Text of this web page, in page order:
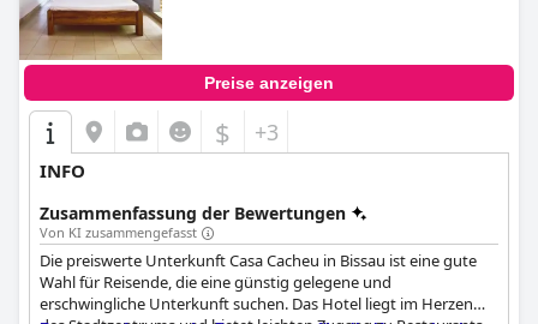
Preise anzeigen
$ +3
INFO
Zusammenfassung der Bewertungen
Von KI zusammengefasst
Die preiswerte Unterkunft Casa Cacheu in Bissau ist eine gute
Wahl für Reisende, die eine günstig gelegene und
erschwingliche Unterkunft suchen. Das Hotel liegt im Herzen